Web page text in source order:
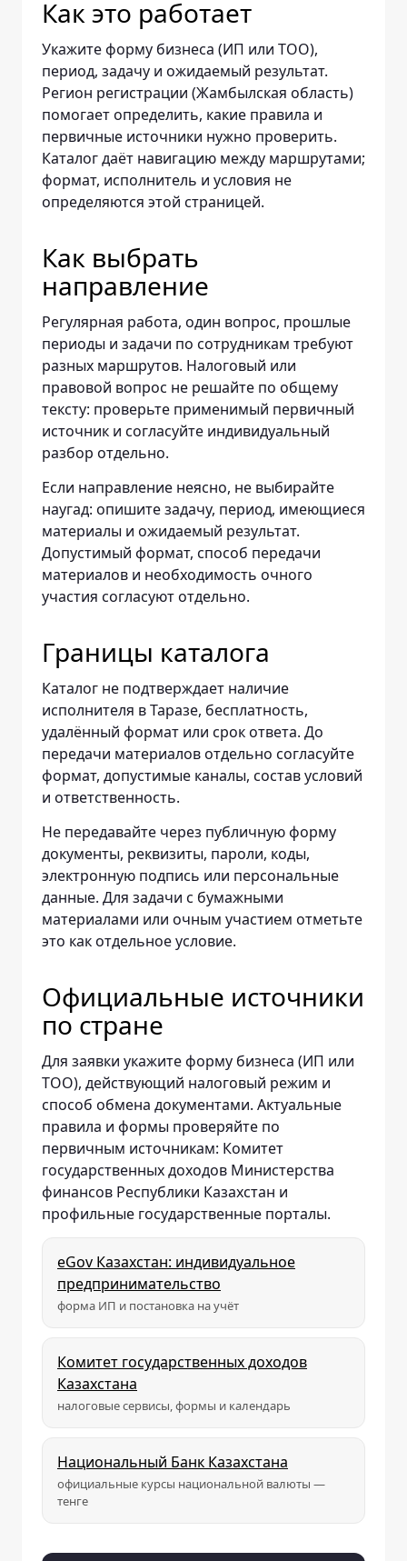
Как это работает
Укажите форму бизнеса (ИП или ТОО),
период, задачу и ожидаемый результат.
Регион регистрации (Жамбылская область)
помогает определить, какие правила и
первичные источники нужно проверить.
Каталог даёт навигацию между маршрутами;
формат, исполнитель и условия не
определяются этой страницей.
Как выбрать
направление
Регулярная работа, один вопрос, прошлые
периоды и задачи по сотрудникам требуют
разных маршрутов. Налоговый или
правовой вопрос не решайте по общему
тексту: проверьте применимый первичный
источник и согласуйте индивидуальный
разбор отдельно.
Если направление неясно, не выбирайте
наугад: опишите задачу, период, имеющиеся
материалы и ожидаемый результат.
Допустимый формат, способ передачи
материалов и необходимость очного
участия согласуют отдельно.
Границы каталога
Каталог не подтверждает наличие
исполнителя в Таразе, бесплатность,
удалённый формат или срок ответа. До
передачи материалов отдельно согласуйте
формат, допустимые каналы, состав условий
и ответственность.
Не передавайте через публичную форму
документы, реквизиты, пароли, коды,
электронную подпись или персональные
данные. Для задачи с бумажными
материалами или очным участием отметьте
это как отдельное условие.
Официальные источники
по стране
Для заявки укажите форму бизнеса (ИП или
ТОО), действующий налоговый режим и
способ обмена документами. Актуальные
правила и формы проверяйте по
первичным источникам: Комитет
государственных доходов Министерства
финансов Республики Казахстан и
профильные государственные порталы.
eGov Казахстан: индивидуальное
предпринимательство
форма ИП и постановка на учёт
Комитет государственных доходов
Казахстана
налоговые сервисы, формы и календарь
Национальный Банк Казахстана
официальные курсы национальной валюты —
тенге